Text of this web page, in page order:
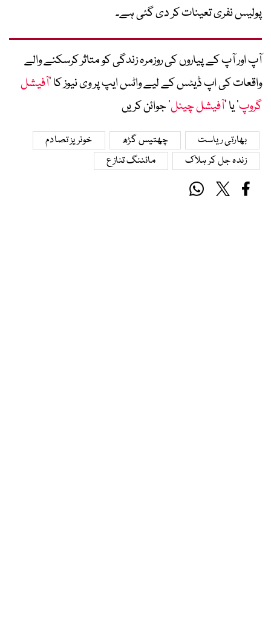
پولیس نفری تعینات کر دی گئی ہے۔
آپ اور آپ کے پیاروں کی روزمرہ زندگی کو متاثر کرسکنے والے
واقعات کی اپ ڈیٹس کے لیے واٹس ایپ پر وی نیوز کا ’آفیشل
گروپ‘ یا ’آفیشل چینل‘ جوائن کریں
بھارتی ریاست چھتیس گڑھ
خونریز تصادم
زندہ جل کر ہلاک
مائننگ تنازع